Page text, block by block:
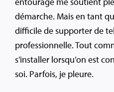
démarche. Mais en tant
difficile de supporter de
professionnelle. Tout
s’installer lorsqu’on est
soi. Parfois, je pleure.